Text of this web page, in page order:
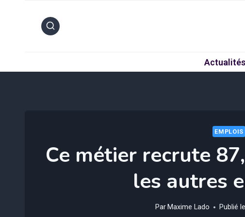
Actualités
EMPLOIS
Ce métier recrute
les autres
Par Maxime Lado Publié le